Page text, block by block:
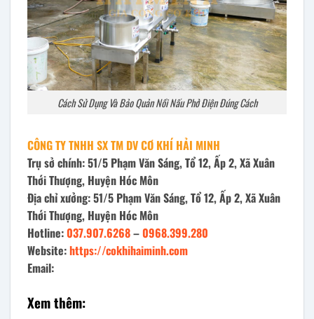
Cách Sử Dụng Và Bảo Quản Nồi Nấu Phở Điện Đúng Cách
CÔNG TY TNHH SX TM DV CƠ KHÍ HẢI MINH
Trụ sở chính: 51/5 Phạm Văn Sáng, Tổ 12, Ấp 2, Xã Xuân
Thới Thượng, Huyện Hóc Môn
Địa chỉ xưởng: 51/5 Phạm Văn Sáng, Tổ 12, Ấp 2, Xã Xuân
Thới Thượng, Huyện Hóc Môn
Hotline:037.907.6268–0968.399.280
Website:https://cokhihaiminh.com
Email:
Xem thêm: